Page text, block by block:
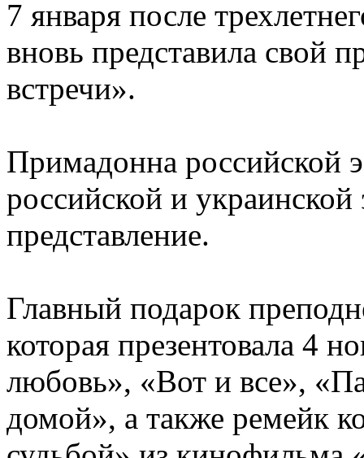
7 января после
вновь представила свой
встречи».
Примадонна российской
российской и
представление.
Главный подарок
которая презентовала 4
любовь», «Вот и все»,
домой», а также ремейк